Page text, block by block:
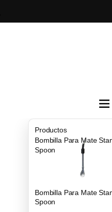
Productos
Bombilla Para Mate
Spoon
Bombilla Para Mate
Spoon